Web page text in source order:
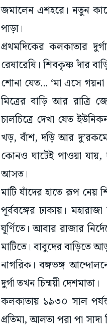
পাড়া।
প্রথমদিকের কলকাতার
রেষারেষি। শিবকৃষ্ণ দাঁর
শোনা যেত... ‘মা এসে
মিত্রের বাড়ি আর রাত্রি
চালচিত্রে দেখা যেত
খড়, বাঁশ, দড়ি আর
কোনও ঘাটেই পাওয়া যায়,
আসত।
মাটি যাঁদের হাতে রূপ নেয়
পূর্ববঙ্গের ঢাকায়।
ঘূর্ণিতে। আবার রাজার
মাটিতে। বাবুদের বাড়িতে
নাগরিক। বঙ্গভঙ্গ
দুর্গা তখন চিন্ময়ী দেশমাতা।
কলকাতায় ১৯৩০ সাল
প্রতিমা, আলতা পরা পা
প্রথা ভাঙার দুঃসাহস